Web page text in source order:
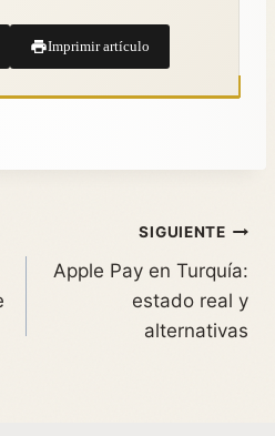
Imprimir artículo
SIGUIENTE
Apple Pay en Turquía:
estado real y
alternativas